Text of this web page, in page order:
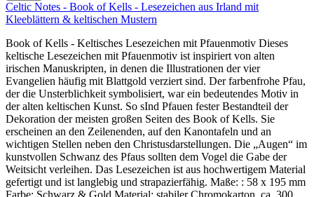
Celtic Notes - Book of Kells - Lesezeichen aus Irland mit
Kleeblättern & keltischen Mustern
Book of Kells - Keltisches Lesezeichen mit Pfauenmotiv Dieses
keltische Lesezeichen mit Pfauenmotiv ist inspiriert von alten
irischen Manuskripten, in denen die Illustrationen der vier
Evangelien häufig mit Blattgold verziert sind. Der farbenfrohe Pfau,
der die Unsterblichkeit symbolisiert, war ein bedeutendes Motiv in
der alten keltischen Kunst. So sInd Pfauen fester Bestandteil der
Dekoration der meisten großen Seiten des Book of Kells. Sie
erscheinen an den Zeilenenden, auf den Kanontafeln und an
wichtigen Stellen neben den Christusdarstellungen. Die „Augen“ im
kunstvollen Schwanz des Pfaus sollten dem Vogel die Gabe der
Weitsicht verleihen. Das Lesezeichen ist aus hochwertigem Material
gefertigt und ist langlebig und strapazierfähig. Maße: : 58 x 195 mm